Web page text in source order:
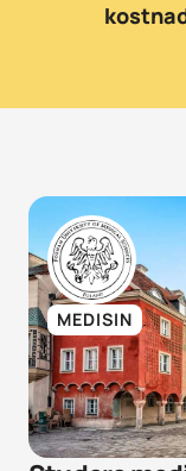
MEDISIN